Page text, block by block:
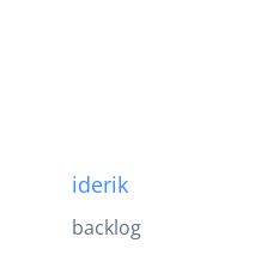
iderik
backlog